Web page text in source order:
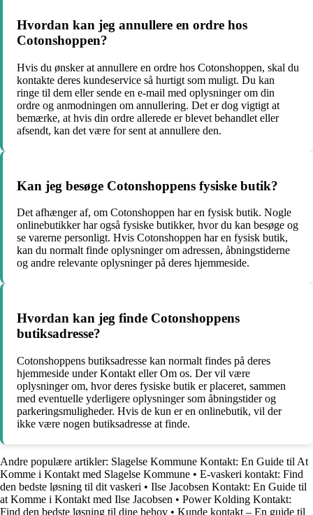
Hvordan kan jeg annullere en ordre hos
Cotonshoppen?
Hvis du ønsker at annullere en ordre hos Cotonshoppen, skal du
kontakte deres kundeservice så hurtigt som muligt. Du kan
ringe til dem eller sende en e-mail med oplysninger om din
ordre og anmodningen om annullering. Det er dog vigtigt at
bemærke, at hvis din ordre allerede er blevet behandlet eller
afsendt, kan det være for sent at annullere den.
Kan jeg besøge Cotonshoppens fysiske butik?
Det afhænger af, om Cotonshoppen har en fysisk butik. Nogle
onlinebutikker har også fysiske butikker, hvor du kan besøge og
se varerne personligt. Hvis Cotonshoppen har en fysisk butik,
kan du normalt finde oplysninger om adressen, åbningstiderne
og andre relevante oplysninger på deres hjemmeside.
Hvordan kan jeg finde Cotonshoppens
butiksadresse?
Cotonshoppens butiksadresse kan normalt findes på deres
hjemmeside under Kontakt eller Om os. Der vil være
oplysninger om, hvor deres fysiske butik er placeret, sammen
med eventuelle yderligere oplysninger som åbningstider og
parkeringsmuligheder. Hvis de kun er en onlinebutik, vil der
ikke være nogen butiksadresse at finde.
Andre populære artikler: Slagelse Kommune Kontakt: En Guide til At
Komme i Kontakt med Slagelse Kommune • E-vaskeri kontakt: Find
den bedste løsning til dit vaskeri • Ilse Jacobsen Kontakt: En Guide til
at Komme i Kontakt med Ilse Jacobsen • Power Kolding Kontakt:
Find den bedste løsning til dine behov • Kunde kontakt – En guide til